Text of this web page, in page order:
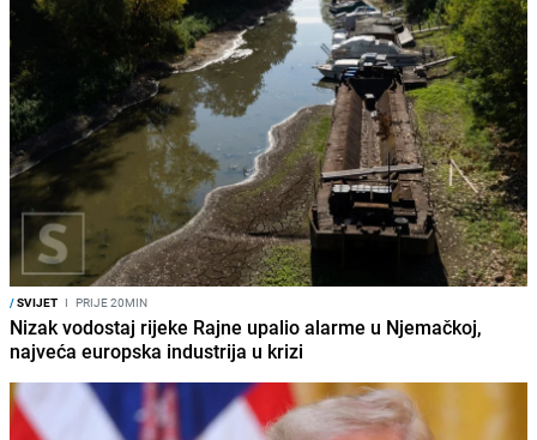
/SVIJET I PRIJE 20MIN
Nizak vodostaj rijeke Rajne upalio alarme u Njemačkoj,
najveća europska industrija u krizi